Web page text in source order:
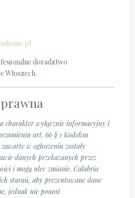
doradztwo
Włoszech.
charakter wyłącznie informacyjny i
art. 66 § 1 Kodeksu
w ogłoszeniu zostały
danych przekazanych przez
i mogą ulec zmianie. Calabria
starań, aby prezentowane dane
jednak nie ponosi